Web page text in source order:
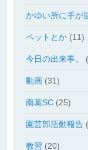
かゆい所に手が
ペットとか (11)
今日の出来事。
動画 (31)
南葛SC (25)
園芸部活動報告
教習 (20)